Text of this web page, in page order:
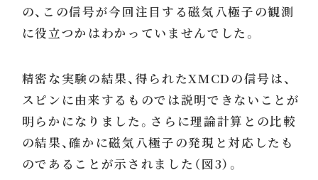
の、この信号が今回注目する磁気八極子の観測
に役立つかはわかっていませんでした。
精密な実験の結果、得られたXMCDの信号は、
スピンに由来するものでは説明できないことが
明らかになりました。さらに理論計算との比較
の結果、確かに磁気八極子の発現と対応したも
のであることが示されました（図3）。